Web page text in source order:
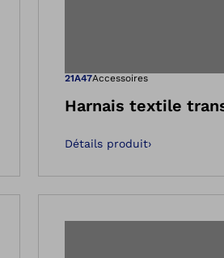
la vue
Ouvre
21A47Accessoires
Harnais textile
Détails produit›